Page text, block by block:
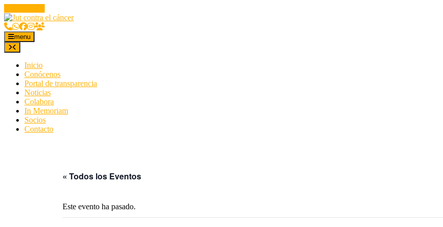
Saltar
al
contenido
menu
Inicio
Conócenos
Portal de transparencia
Noticias
Colabora
In Memoriam
Socios
Contacto
« Todos los Eventos
Este evento ha pasado.